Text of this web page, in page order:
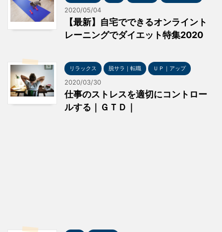
2020/05/04
【最新】自宅でできるオンライント
レーニングでダイエット特集2020
リラックス 脱サラ｜転職 ＵＰ｜アップ
2020/03/30
仕事のストレスを適切にコントロー
ルする｜ＧＴＤ｜